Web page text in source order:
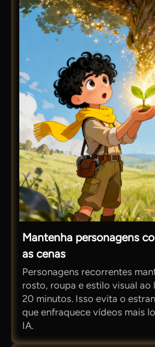
Mantenha personagens
as cenas
Personagens recorrentes
rosto, roupa e estilo visual
20 minutos. Isso evita o
que enfraquece vídeos mais
IA.